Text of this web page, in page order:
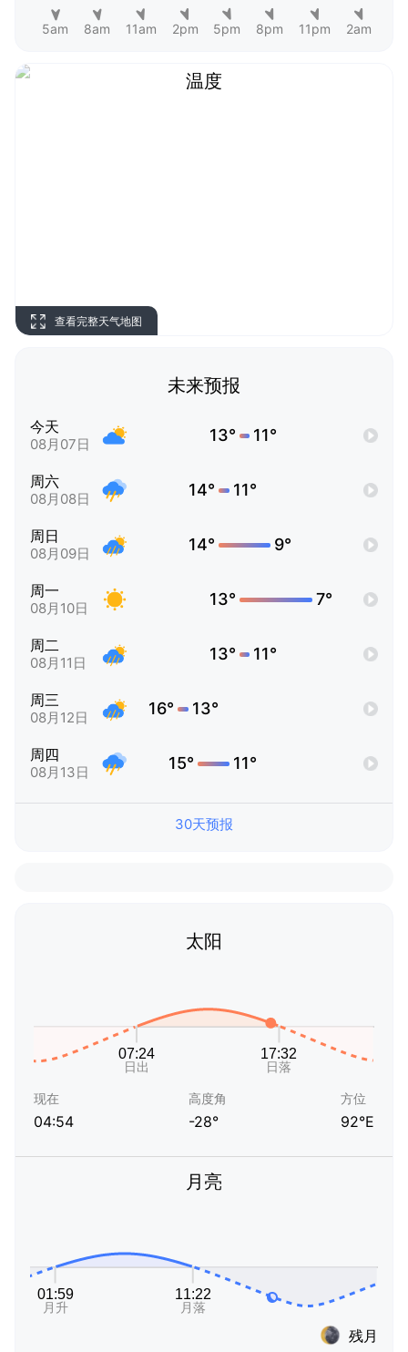
5am 8am 11am 2pm 5pm 8pm 11pm 2am
温度
查看完整天气地图
未来预报
今天
08月07日 13° 11°
周六
08月08日 14° 11°
周日
08月09日 14° 9°
周一
08月10日 13° 7°
周二
08月11日 13° 11°
周三
08月12日 16° 13°
周四
08月13日 15° 11°
30天预报
太阳
现在
04:54
高度角
-28°
方位
92°E
月亮
残月